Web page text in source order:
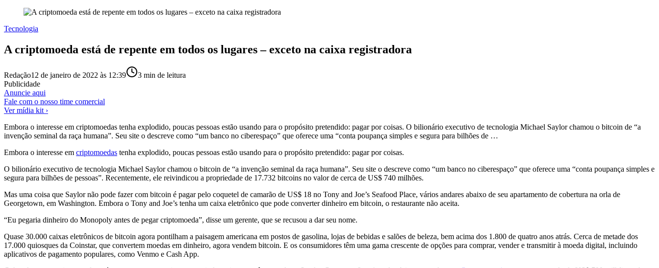
Tecnologia
A criptomoeda está de repente em todos os lugares – exceto na caixa registradora
Redação12 de janeiro de 2022 às 12:39 3 min de leitura
Publicidade
Anuncie aqui
Fale com o nosso time comercial
Ver mídia kit ›
Embora o interesse em criptomoedas tenha explodido, poucas pessoas estão usando para o propósito pretendido: pagar por coisas. O bilionário executivo de tecnologia Michael Saylor chamou o bitcoin de “a
invenção seminal da raça humana”. Seu site o descreve como “um banco no ciberespaço” que oferece uma “conta poupança simples e segura para bilhões de …
Embora o interesse em criptomoedas tenha explodido, poucas pessoas estão usando para o propósito pretendido: pagar por coisas.
O bilionário executivo de tecnologia Michael Saylor chamou o bitcoin de “a invenção seminal da raça humana”. Seu site o descreve como “um banco no ciberespaço” que oferece uma “conta poupança simples e
segura para bilhões de pessoas”. Recentemente, ele reivindicou a propriedade de 17.732 bitcoins no valor de cerca de US$ 740 milhões.
Mas uma coisa que Saylor não pode fazer com bitcoin é pagar pelo coquetel de camarão de US$ 18 no Tony and Joe’s Seafood Place, vários andares abaixo de seu apartamento de cobertura na orla de
Georgetown, em Washington. Embora o Tony and Joe’s tenha um caixa eletrônico que pode converter dinheiro em bitcoin, o restaurante não aceita.
“Eu pegaria dinheiro do Monopoly antes de pegar criptomoeda”, disse um gerente, que se recusou a dar seu nome.
Quase 30.000 caixas eletrônicos de bitcoin agora pontilham a paisagem americana em postos de gasolina, lojas de bebidas e salões de beleza, bem acima dos 1.800 de quatro anos atrás. Cerca de metade dos
17.000 quiosques da Coinstar, que convertem moedas em dinheiro, agora vendem bitcoin. E os consumidores têm uma gama crescente de opções para comprar, vender e transmitir à moeda digital, incluindo
aplicativos de pagamento populares, como Venmo e Cash App.